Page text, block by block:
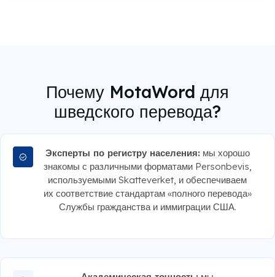
Почему MotaWord для
шведского перевода?
Эксперты по регистру населения: мы хорошо
знакомы с различными форматами Personbevis,
используемыми Skatteverket, и обеспечиваем
их соответствие стандартам «полного перевода»
Службы гражданства и иммиграции США.